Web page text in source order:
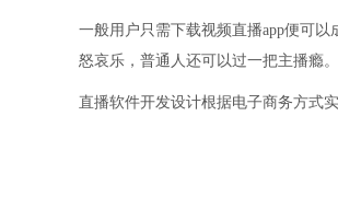
一般用户只需下载视频直播app便可
怒哀乐，普通人还可以过一把主播瘾。
直播软件开发设计根据电子商务方式